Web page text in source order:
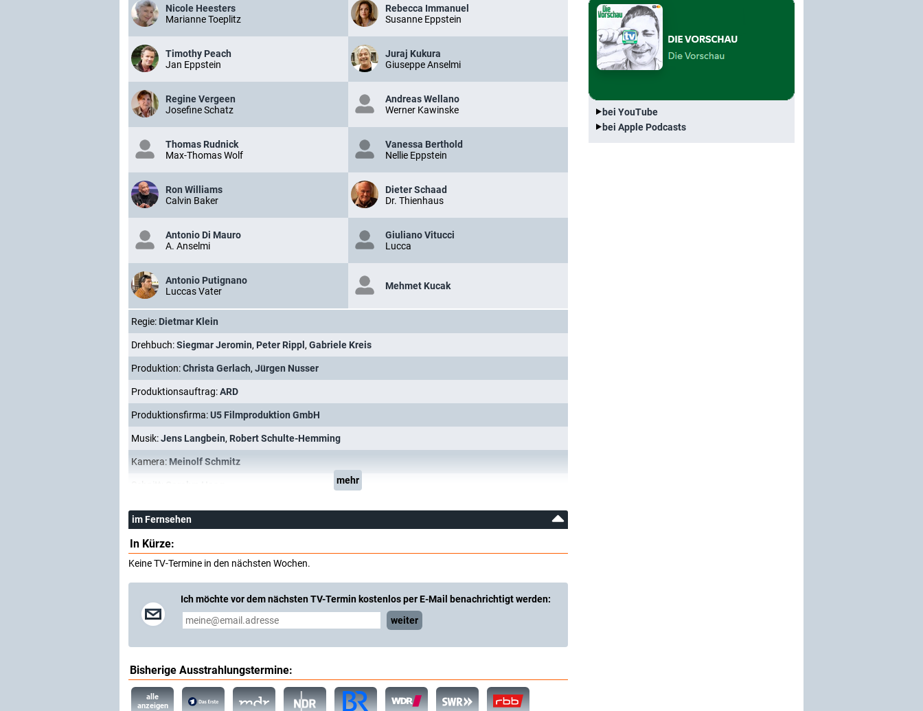
Nicole Heesters
Marianne Toeplitz
Rebecca Immanuel
Susanne Eppstein
Timothy Peach
Jan Eppstein
Juraj Kukura
Giuseppe Anselmi
Regine Vergeen
Josefine Schatz
Andreas Wellano
Werner Kawinske
Thomas Rudnick
Max-Thomas Wolf
Vanessa Berthold
Nellie Eppstein
Ron Williams
Calvin Baker
Dieter Schaad
Dr. Thienhaus
Antonio Di Mauro
A. Anselmi
Giuliano Vitucci
Lucca
Antonio Putignano
Luccas Vater
Mehmet Kucak
Regie: Dietmar Klein
Drehbuch:Siegmar Jeromin, Peter Rippl , Gabriele Kreis
Produktion:Christa Gerlach, Jürgen Nusser
Produktionsauftrag:ARD
Produktionsfirma:U5 Filmproduktion GmbH
Musik:Jens Langbein, Robert Schulte-Hemming
Kamera: Meinolf Schmitz
mehr
im Fernsehen
In Kürze:
Keine TV-Termine in den nächsten Wochen.
Ich möchte vor dem nächsten TV-Termin kostenlos per E-Mail benachrichtigt werden:
weiter
Bisherige Ausstrahlungstermine:
alle
anzeigen
bei YouTube
bei Apple Podcasts